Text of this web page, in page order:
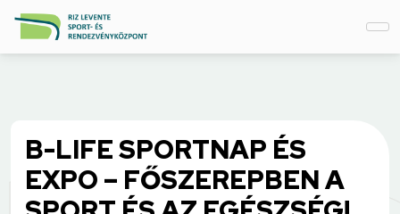
B-LIFE SPORTNAP ÉS
EXPO – FŐSZEREPBEN A